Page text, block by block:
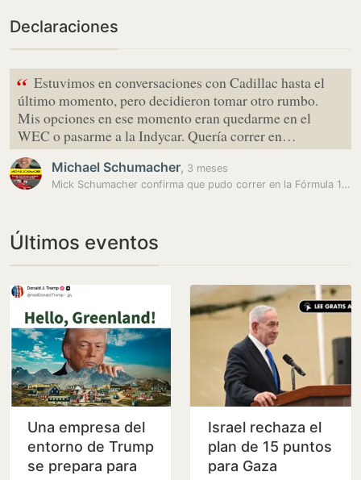
Declaraciones
“ Estuvimos en conversaciones con Cadillac hasta el
último momento, pero decidieron tomar otro rumbo.
Mis opciones en ese momento eran quedarme en el
WEC o pasarme a la Indycar. Quería correr en…
Michael Schumacher, 3 meses
Mick Schumacher confirma que pudo correr en la Fórmula 1 con Cadillac:…
Últimos eventos
Una empresa del
entorno de Trump
se prepara para
Israel rechaza el
plan de 15 puntos
para Gaza